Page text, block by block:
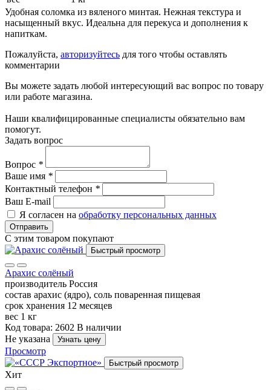
Удобная соломка из вяленого минтая. Нежная текстура и
насыщенный вкус. Идеальна для перекуса и дополнения к
напиткам.
Пожалуйста, авторизуйтесь для того чтобы оставлять
комментарии
Вы можете задать любой интересующий вас вопрос по товару
или работе магазина.
Наши квалифицированные специалисты обязательно вам
помогут.
Задать вопрос
Вопрос *
Ваше имя *
Контактный телефон *
Ваш E-mail
Я согласен на обработку персональных данных
Отправить
С этим товаром покупают
Быстрый просмотр
Арахис солёный
производитель Россия
состав арахис (ядро), соль поваренная пищевая
срок хранения 12 месяцев
вес 1 кг
Код товара: 2602 В наличии
Не указана
Узнать цену
Просмотр
Быстрый просмотр
Хит